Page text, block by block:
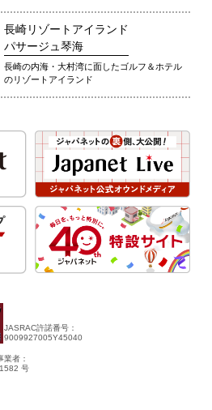
長崎リゾートアイランド
パサージュ琴海
長崎の内海・大村湾に面したゴルフ＆ホテル
のリゾートアイランド
JASRAC許諾番号：
9009927005Y45040
業者：
号